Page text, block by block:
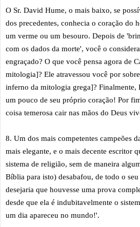
O Sr. David Hume, o mais baixo, se
dos precedentes, conhecia o coração do
um verme ou um besouro. Depois de
com os dados da morte', você o
engraçado? O que você pensa agora de
mitologia]? Ele atravessou você por
inferno da mitologia grega]? Finalmente,
um pouco de seu próprio coração! Por
coisa temerosa cair nas mãos do Deus
8. Um dos mais competentes campeões
mais elegante, e o mais decente escritor
sistema de religião, sem de maneira
Bíblia para isto) desabafou, de todo o
desejaria que houvesse uma prova
desde que ela é indubitavelmente o
um dia apareceu no mundo!'.